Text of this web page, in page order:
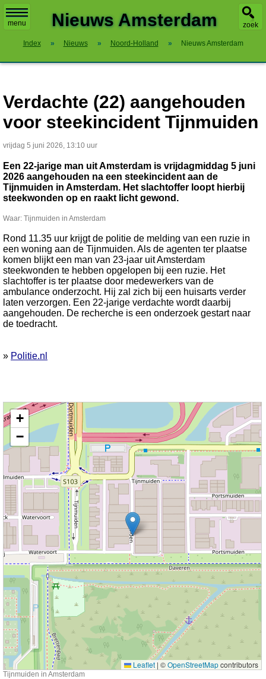
menu zoek
Nieuws Amsterdam
Index » Nieuws » Noord-Holland » Nieuws Amsterdam
Verdachte (22) aangehouden
voor steekincident Tijnmuiden
vrijdag 5 juni 2026, 13:10 uur
Een 22-jarige man uit Amsterdam is vrijdagmiddag 5 juni
2026 aangehouden na een steekincident aan de
Tijnmuiden in Amsterdam. Het slachtoffer loopt hierbij
steekwonden op en raakt licht gewond.
Waar: Tijnmuiden in Amsterdam
Rond 11.35 uur krijgt de politie de melding van een ruzie in
een woning aan de Tijnmuiden. Als de agenten ter plaatse
komen blijkt een man van 23-jaar uit Amsterdam
steekwonden te hebben opgelopen bij een ruzie. Het
slachtoffer is ter plaatse door medewerkers van de
ambulance onderzocht. Hij zal zich bij een huisarts verder
laten verzorgen. Een 22-jarige verdachte wordt daarbij
aangehouden. De recherche is een onderzoek gestart naar
de toedracht.
» Politie.nl
Kaart nieuws Amsterdam. Locatie nieuws: 52.38988 / 4.78044 Tijnmuiden
+
−
Leaflet | ©OpenStreetMapcontributors
Tijnmuiden in Amsterdam